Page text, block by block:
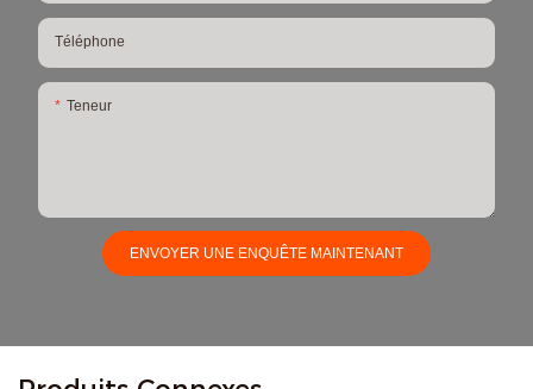
Téléphone
Teneur
ENVOYER UNE ENQUÊTE MAINTENANT